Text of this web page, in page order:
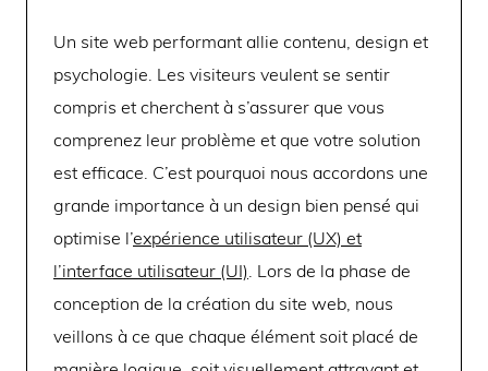
Un site web performant allie contenu, design et
psychologie. Les visiteurs veulent se sentir
compris et cherchent à s’assurer que vous
comprenez leur problème et que votre solution
est efficace. C’est pourquoi nous accordons une
grande importance à un design bien pensé qui
optimise l’expérience utilisateur (UX) et
l’interface utilisateur (UI) . Lors de la phase de
conception de la création du site web, nous
veillons à ce que chaque élément soit placé de